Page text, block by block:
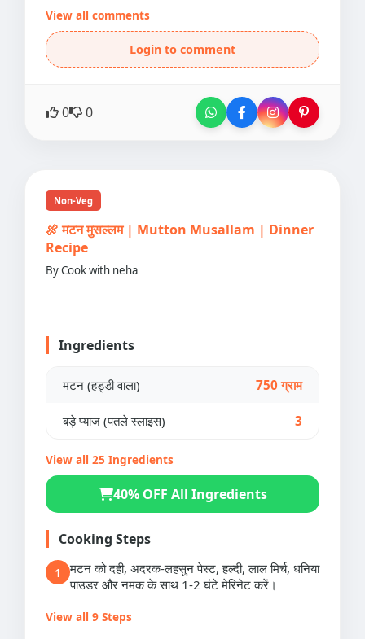
View all comments
Login to comment
0 0
Non-Veg
🍖 मटन मुसल्लम | Mutton Musallam | Dinner
Recipe
By Cook with neha
Ingredients
मटन (हड्डी वाला) 750 ग्राम
बड़े प्याज (पतले स्लाइस) 3
View all 25 Ingredients
40% OFF All Ingredients
Cooking Steps
1
मटन को दही, अदरक-लहसुन पेस्ट, हल्दी, लाल मिर्च, धनिया
पाउडर और नमक के साथ 1-2 घंटे मेरिनेट करें।
View all 9 Steps